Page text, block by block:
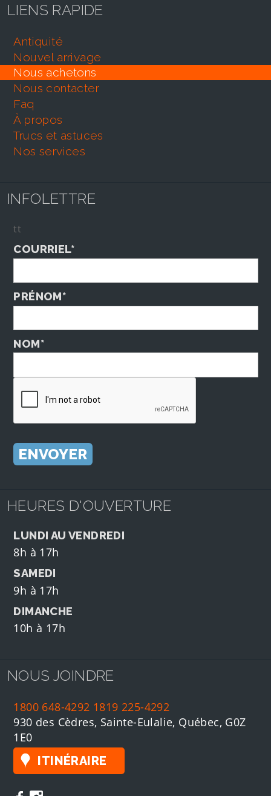
LIENS RAPIDE
antiquité
nouvel arrivage
nous achetons
nous contacter
faq
À propos
trucs et astuces
nos services
INFOLETTRE
tt
COURRIEL*
PRÉNOM*
NOM*
HEURES D'OUVERTURE
LUNDI AU VENDREDI
8h à 17h
SAMEDI
9h à 17h
DIMANCHE
10h à 17h
NOUS JOINDRE
1800 648-4292 1819 225-4292
930 des Cèdres, Sainte-Eulalie, Québec, G0Z
1E0
ITINÉRAIRE